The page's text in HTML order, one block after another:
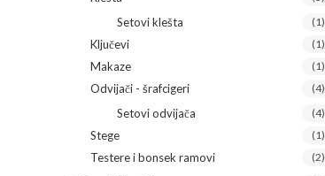
Setovi klešta (1)
Ključevi (1)
Makaze (1)
Odvijači - šrafcigeri (4)
Setovi odvijača (4)
Stege (1)
Testere i bonsek ramovi (2)